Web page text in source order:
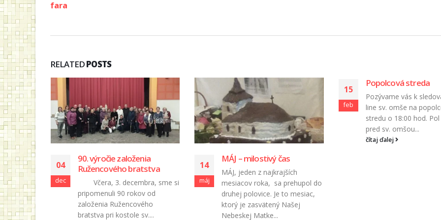
fara
RELATEDPOSTS
, zvlášť
04
dec
90. výročie založenia
Ružencového bratstva
Včera, 3. decembra, sme si
pripomenuli 90 rokov od
založenia Ružencového
bratstva pri kostole sv....
14
máj
MÁJ – milostivý čas
MÁJ, jeden z najkrajších
mesiacov roka, sa prehupol do
druhej polovice. Je to mesiac,
ktorý je zasvätený Našej
Nebeskej Matke...
15
feb
Popolcová streda
Pozývame vás k
line sv. omše na
stredu o 18:00 hod.
pred sv. omšou...
čítaj ďalej